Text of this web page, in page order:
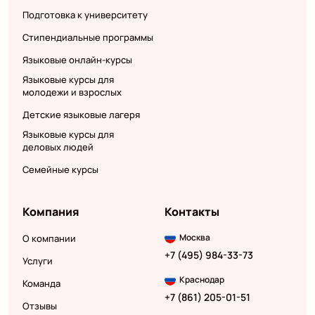
Подготовка к университету
Стипендиальные программы
Языковые онлайн-курсы
Языковые курсы для
молодежи и взрослых
Детские языковые лагеря
Языковые курсы для
деловых людей
Семейные курсы
Компания
О компании
Услуги
Команда
Отзывы
Контакты
Москва
+7 (495) 984-33-73
Краснодар
+7 (861) 205-01-51